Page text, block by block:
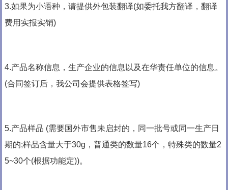
3.如果为小语种，请提供外包装翻译(如委托我方翻译，翻译
费用实报实销)
4.产品名称信息，生产企业的信息以及在华责任单位的信息。
(合同签订后，我公司会提供表格签写)
5.产品样品 (需要国外市售未启封的，同一批号或同一生产日
期的;样品含量大于30g，普通类的数量16个，特殊类的数量2
5~30个(根据功能定))。